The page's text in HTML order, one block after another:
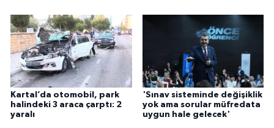
Kartal’da otomobil, park
halindeki 3 araca çarptı: 2
yaralı
'Sınav sisteminde değişiklik
yok ama sorular müfredata
uygun hale gelecek'